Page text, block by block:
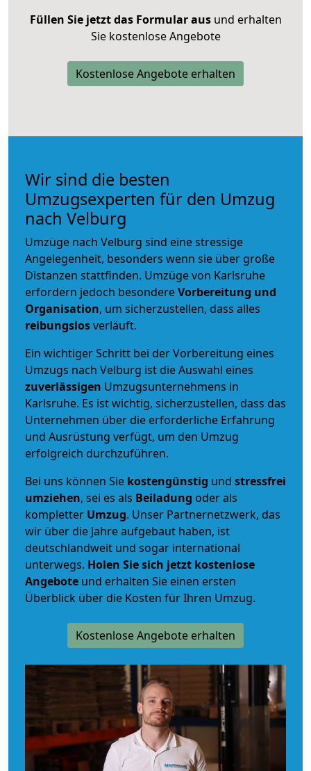
Füllen Sie jetzt das Formular ausund erhalten
Sie kostenlose Angebote
Kostenlose Angebote erhalten
Wir sind die besten
Umzugsexperten für den Umzug
nach Velburg
Umzüge nach Velburg sind eine stressige
Angelegenheit, besonders wenn sie über große
Distanzen stattfinden. Umzüge von Karlsruhe
erfordern jedoch besondereVorbereitung und
Organisation, um sicherzustellen, dass alles
reibungslosverläuft.
Ein wichtiger Schritt bei der Vorbereitung eines
Umzugs nach Velburg ist die Auswahl eines
zuverlässigen Umzugsunternehmens in
Karlsruhe. Es ist wichtig, sicherzustellen, dass das
Unternehmen über die erforderliche Erfahrung
und Ausrüstung verfügt, um den Umzug
erfolgreich durchzuführen.
Bei uns können Sie kostengünstig und stressfrei
umziehen, sei es als Beiladung oder als
kompletter Umzug. Unser Partnernetzwerk, das
wir über die Jahre aufgebaut haben, ist
deutschlandweit und sogar international
unterwegs. Holen Sie sich jetzt kostenlose
Angebote und erhalten Sie einen ersten
Überblick über die Kosten für Ihren Umzug.
Kostenlose Angebote erhalten